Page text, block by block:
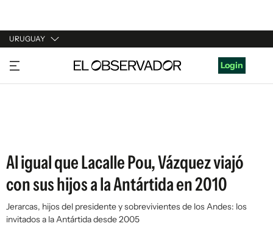
URUGUAY
URUGUAY
ARGENTINA
Login
Al igual que Lacalle Pou, Vázquez viajó
con sus hijos a la Antártida en 2010
Jerarcas, hijos del presidente y sobrevivientes de los Andes: los
invitados a la Antártida desde 2005